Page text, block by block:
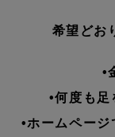
希望どお
•
•何度も
•ホームペー